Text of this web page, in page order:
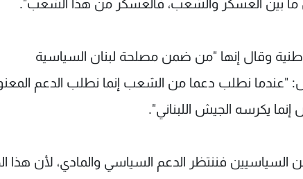
بين العسكر والشعب، فالعسكر من هذا الشعب".
وقال إنها "من ضمن مصلحة لبنان السياسية
"عندما نطلب دعما من الشعب إنما نطلب الدعم
يكرسه الجيش اللبناني".
فننتظر الدعم السياسي والمادي، لأن هذا